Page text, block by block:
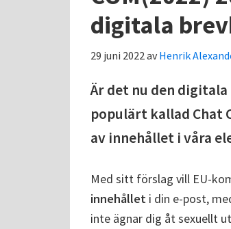
digitala
29 juni 2022 avHenrik
Är det nu den digitala
populärt kallad Chat
av innehållet i våra
Med sitt förslag vill EU-
innehållet i din e-post,
inte ägnar dig åt sexuellt